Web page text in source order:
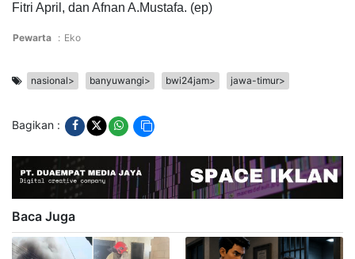
Fitri April, dan Afnan A.Mustafa. (ep)
Pewarta : Eko
nasional> banyuwangi> bwi24jam> jawa-timur>
Bagikan :
Baca Juga